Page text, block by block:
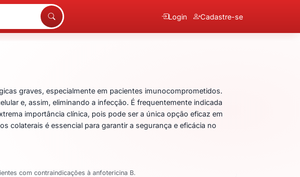
Login Cadastre-se
B
graves, especialmente em pacientes imunocomprometidos.
e, assim, eliminando a infecção. É frequentemente indicada
importância clínica, pois pode ser a única opção eficaz em
colaterais é essencial para garantir a segurança e eficácia no
com contraindicações à anfotericina B.